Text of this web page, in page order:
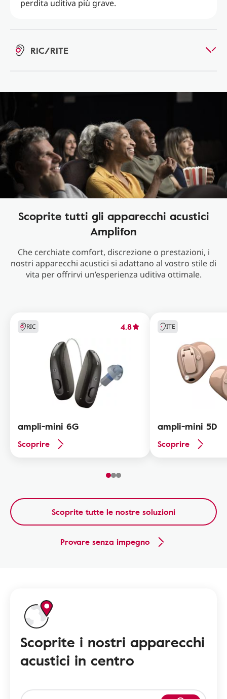
perdita uditiva più grave.
RIC/RITE
Scoprite tutti gli apparecchi acustici
Amplifon
Che cerchiate comfort, discrezione o prestazioni, i
nostri apparecchi acustici si adattano al vostro stile di
vita per offrirvi un’esperienza uditiva ottimale.
RIC 4.8
ampli-mini 6G
Scoprire
ITE
ampli-mini 5D
Scoprire
Scoprite tutte le nostre soluzioni
Provare senza impegno
Scoprite i nostri apparecchi
acustici in centro